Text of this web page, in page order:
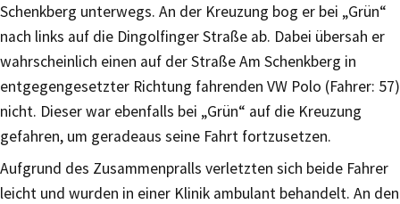
Schenkberg unterwegs. An der Kreuzung bog er bei „Grün“
nach links auf die Dingolfinger Straße ab. Dabei übersah er
wahrscheinlich einen auf der Straße Am Schenkberg in
entgegengesetzter Richtung fahrenden VW Polo (Fahrer: 57)
nicht. Dieser war ebenfalls bei „Grün“ auf die Kreuzung
gefahren, um geradeaus seine Fahrt fortzusetzen.
Aufgrund des Zusammenpralls verletzten sich beide Fahrer
leicht und wurden in einer Klinik ambulant behandelt. An den